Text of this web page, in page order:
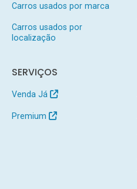
Carros usados por marca
Carros usados por
localização
SERVIÇOS
Venda Já
Premium